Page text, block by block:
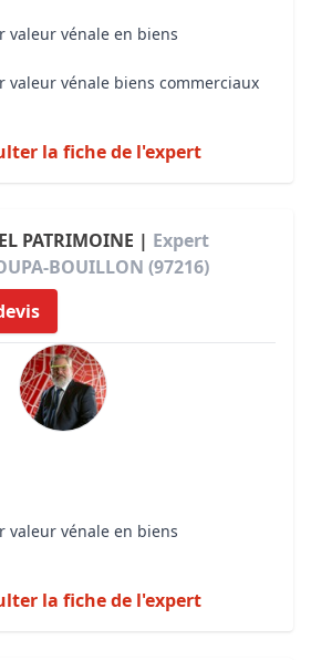
valeur vénale en biens
valeur vénale biens commerciaux
la fiche de l'expert
PATRIMOINE | Expert
BOUILLON (97216)
valeur vénale en biens
la fiche de l'expert